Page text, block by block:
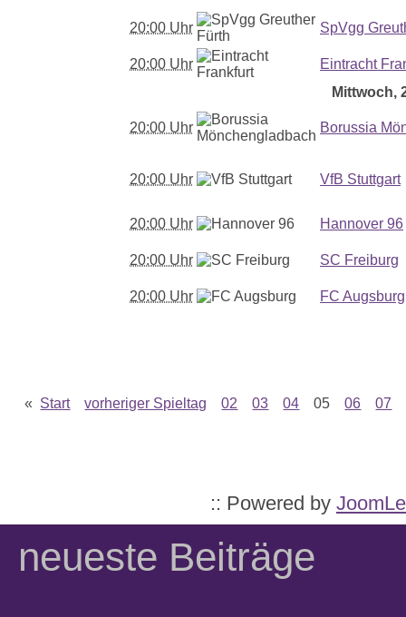
20:00 Uhr SpVgg
20:00 Uhr
Eintracht
Mittwoch,
20:00 Uhr Borussia
20:00 Uhr VfB Stuttgart
20:00 Uhr Hannover 96
20:00 Uhr SC Freiburg
20:00 Uhr FC Augsburg
« Start vorheriger Spieltag 02 03 04 0506 07
:: Powered by
neueste Beiträge